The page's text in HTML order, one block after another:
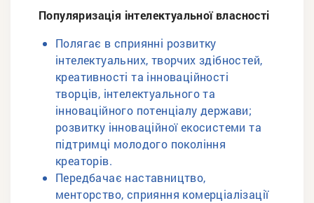
Популяризація інтелектуальної власності
Полягає в сприянні розвитку
інтелектуальних, творчих здібностей,
креативності та інноваційності
творців, інтелектуального та
інноваційного потенціалу держави;
розвитку інноваційної екосистеми та
підтримці молодого покоління
креаторів.
Передбачає наставництво,
менторство, сприяння комерціалізації